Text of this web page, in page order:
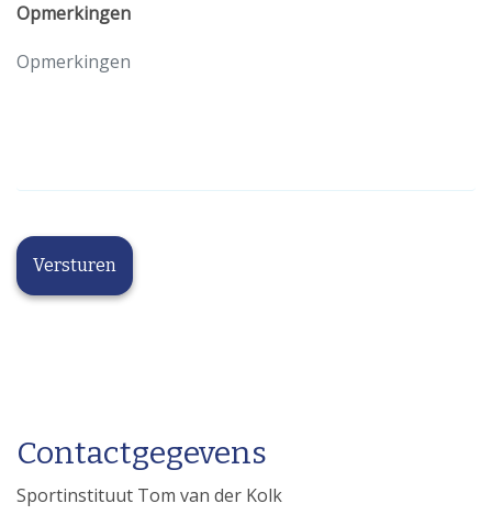
Opmerkingen
Contactgegevens
Sportinstituut Tom van der Kolk